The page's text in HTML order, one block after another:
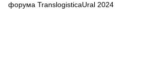
СТАТЬИ ПО КАТЕГОРИЯМ ТЕХНИКИ
форума TranslogisticaUral 2024